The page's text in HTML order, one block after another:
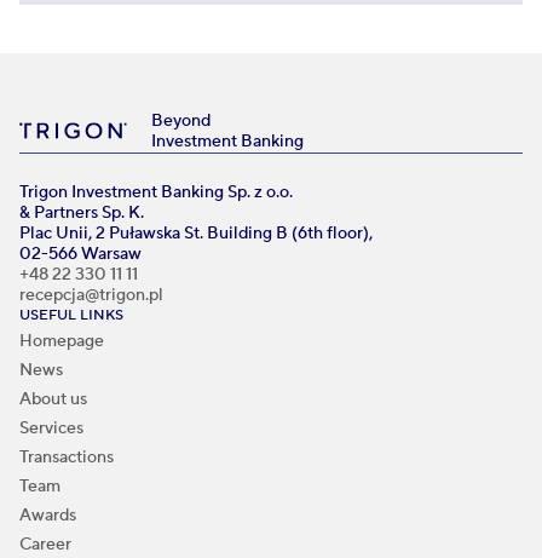
Beyond
Investment Banking
Trigon Investment Banking Sp. z o.o.
& Partners Sp. K.
Plac Unii, 2 Puławska St. Building B (6th floor),
02-566 Warsaw
+48 22 330 11 11
recepcja@trigon.pl
USEFUL LINKS
Homepage
News
About us
Services
Transactions
Team
Awards
Career